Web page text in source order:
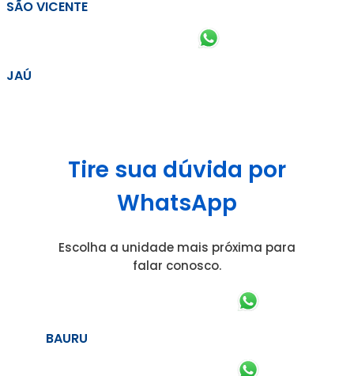
SÃO VICENTE
JAÚ
Tire sua dúvida por
WhatsApp
Escolha a unidade mais próxima para
falar conosco.
BAURU